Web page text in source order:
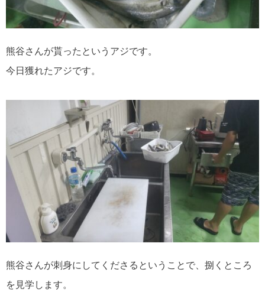
熊谷さんが貰ったというアジです。
今日獲れたアジです。
熊谷さんが刺身にしてくださるということで、捌くところ
を見学します。